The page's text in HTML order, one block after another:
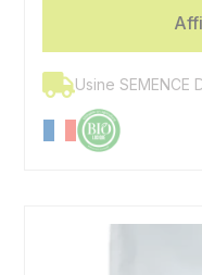
Un
Usine SEMENCE